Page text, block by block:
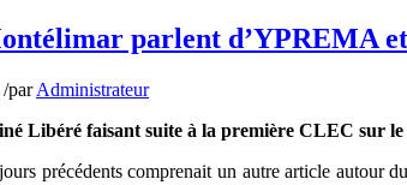
CBM et YPREMA